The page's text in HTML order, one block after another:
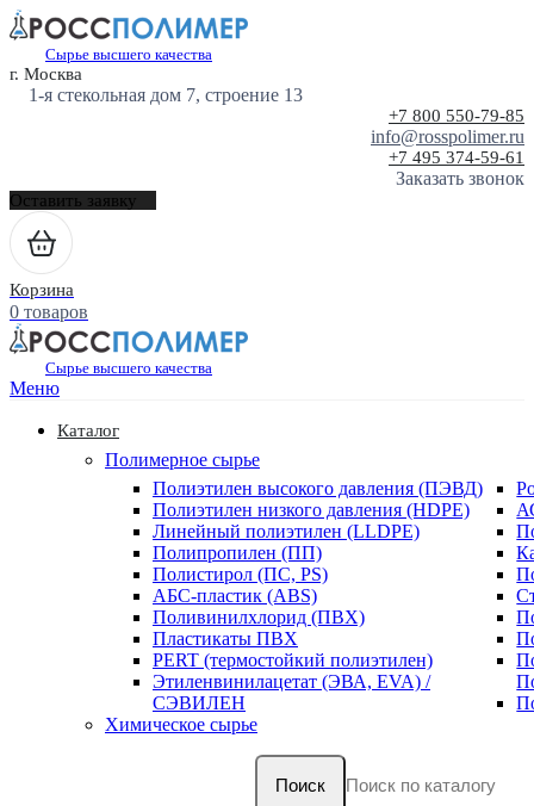
Сырье высшего качества
г. Москва
1-я стекольная дом 7, строение 13
+7 800 550-79-85
info@rosspolimer.ru
+7 495 374-59-61
Заказать звонок
Оставить заявку
Корзина
0 товаров
Сырье высшего качества
Меню
Каталог
Полимерное сырье
Полиэтилен высокого давления (ПЭВД)
Полиэтилен низкого давления (HDPE)
Линейный полиэтилен (LLDPE)
Полипропилен (ПП)
Полистирол (ПС, PS)
АБС-пластик (ABS)
Поливинилхлорид (ПВХ)
Пластикаты ПВХ
PERT (термостойкий полиэтилен)
Этиленвинилацетат (ЭВА, EVA) /
СЭВИЛЕН
Химическое сырье
Поиск